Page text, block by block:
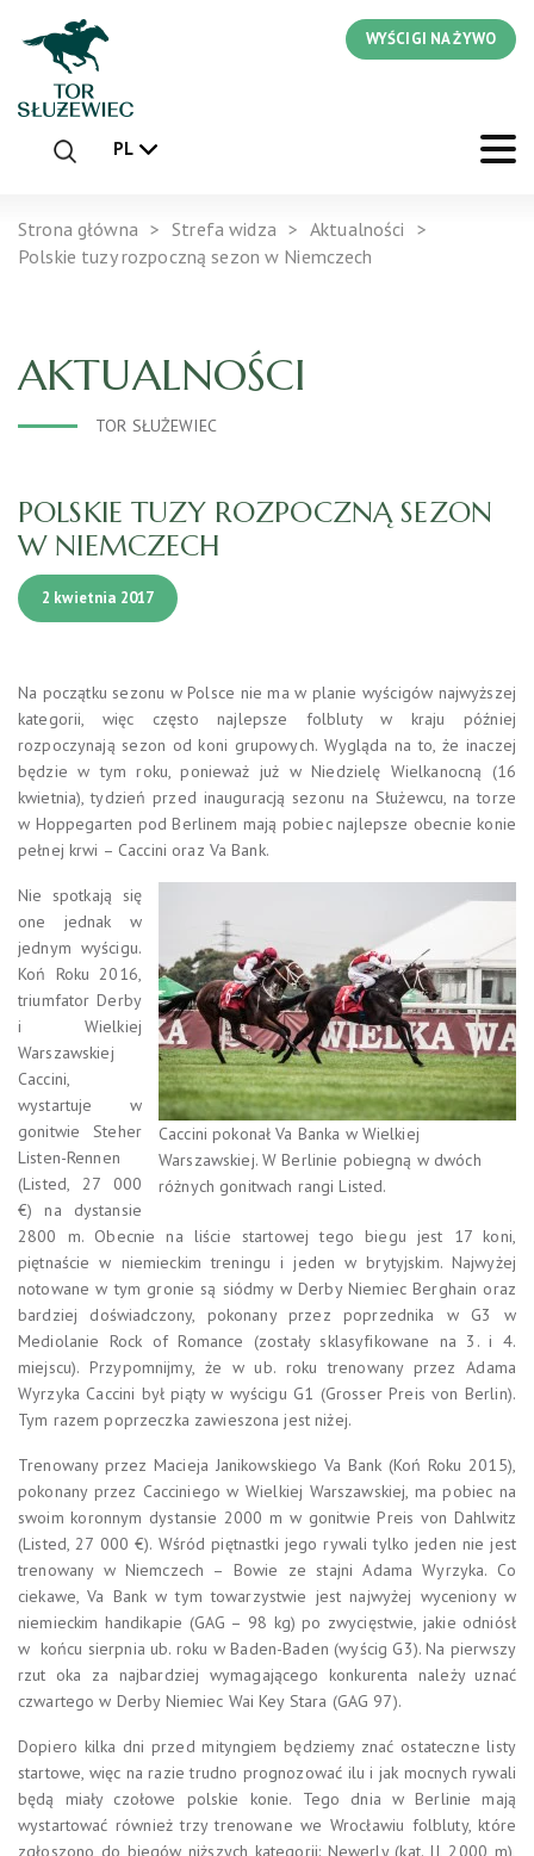
WYŚCIGI NA ŻYWO
PL
Strona główna Strefa widza
Aktualności
Polskie tuzy rozpoczną sezon w Niemczech
AKTUALNOŚCI
TOR SŁUŻEWIEC
POLSKIE TUZY ROZPOCZNĄ SEZON
W NIEMCZECH
2 kwietnia 2017
Na początku sezonu w Polsce nie ma w planie wyścigów najwyższej
kategorii, więc często najlepsze folbluty w kraju później
rozpoczynają sezon od koni grupowych. Wygląda na to, że inaczej
będzie w tym roku, ponieważ już w Niedzielę Wielkanocną (16
kwietnia), tydzień przed inauguracją sezonu na Służewcu, na torze
w Hoppegarten pod Berlinem mają pobiec najlepsze obecnie konie
pełnej krwi – Caccini oraz Va Bank.
Caccini pokonał Va Banka w Wielkiej
Warszawskiej. W Berlinie pobiegną w dwóch
różnych gonitwach rangi Listed.
Nie spotkają się
one jednak w
jednym wyścigu.
Koń Roku 2016,
triumfator Derby
i Wielkiej
Warszawskiej
Caccini,
wystartuje w
gonitwie Steher
Listen-Rennen
(Listed, 27 000
€) na dystansie
2800 m. Obecnie na liście startowej tego biegu jest 17 koni,
piętnaście w niemieckim treningu i jeden w brytyjskim. Najwyżej
notowane w tym gronie są siódmy w Derby Niemiec Berghain oraz
bardziej doświadczony, pokonany przez poprzednika w G3 w
Mediolanie Rock of Romance (zostały sklasyfikowane na 3. i 4.
miejscu). Przypomnijmy, że w ub. roku trenowany przez Adama
Wyrzyka Caccini był piąty w wyścigu G1 (Grosser Preis von Berlin).
Tym razem poprzeczka zawieszona jest niżej.
Trenowany przez Macieja Janikowskiego Va Bank (Koń Roku 2015),
pokonany przez Cacciniego w Wielkiej Warszawskiej, ma pobiec na
swoim koronnym dystansie 2000 m w gonitwie Preis von Dahlwitz
(Listed, 27 000 €). Wśród piętnastki jego rywali tylko jeden nie jest
trenowany w Niemczech – Bowie ze stajni Adama Wyrzyka. Co
ciekawe, Va Bank w tym towarzystwie jest najwyżej wyceniony w
niemieckim handikapie (GAG – 98 kg) po zwycięstwie, jakie odniósł
w końcu sierpnia ub. roku w Baden-Baden (wyścig G3). Na pierwszy
rzut oka za najbardziej wymagającego konkurenta należy uznać
czwartego w Derby Niemiec Wai Key Stara (GAG 97).
Dopiero kilka dni przed mityngiem będziemy znać ostateczne listy
startowe, więc na razie trudno prognozować ilu i jak mocnych rywali
będą miały czołowe polskie konie. Tego dnia w Berlinie mają
wystartować również trzy trenowane we Wrocławiu folbluty, które
zgłoszono do biegów niższych kategorii: Newerly (kat. II, 2000 m),